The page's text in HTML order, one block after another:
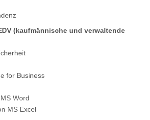
(kaufmännische und verwaltende
for Business
Word
MS Excel